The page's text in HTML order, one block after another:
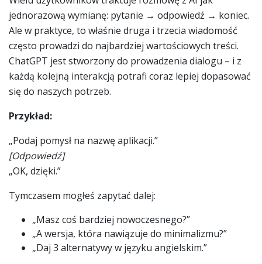
jednorazową wymianę: pytanie → odpowiedź → koniec.
Ale w praktyce, to właśnie druga i trzecia wiadomość
często prowadzi do najbardziej wartościowych treści.
ChatGPT jest stworzony do prowadzenia dialogu – i z
każdą kolejną interakcją potrafi coraz lepiej dopasować
się do naszych potrzeb.
Przykład:
„Podaj pomysł na nazwę aplikacji.”
[Odpowiedź]
„OK, dzięki.”
Tymczasem mogłeś zapytać dalej:
„Masz coś bardziej nowoczesnego?”
„A wersja, która nawiązuje do minimalizmu?”
„Daj 3 alternatywy w języku angielskim.”